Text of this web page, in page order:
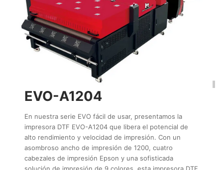
EVO-A1204
En nuestra serie EVO fácil de usar, presentamos la
impresora DTF EVO-A1204 que libera el potencial de
alto rendimiento y velocidad de impresión. Con un
asombroso ancho de impresión de 1200, cuatro
cabezales de impresión Epson y una sofisticada